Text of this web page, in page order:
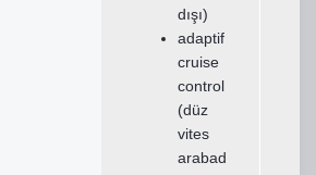
dışı)
adaptif
cruise
control
(düz
vites
arabad